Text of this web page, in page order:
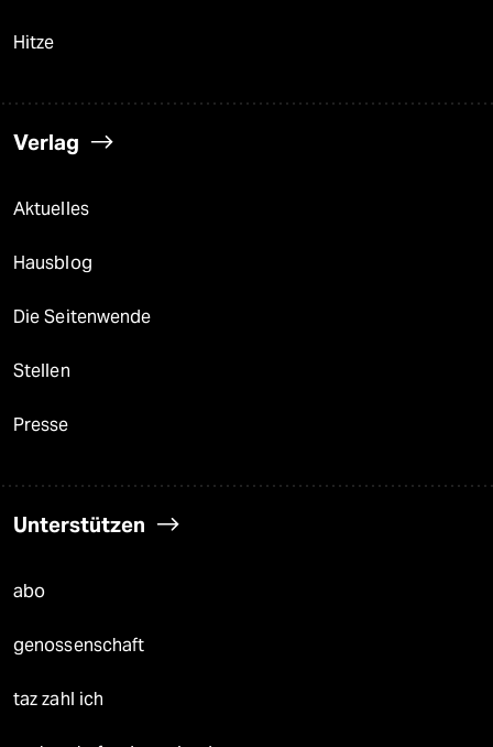
Hitze
Verlag
Aktuelles
Hausblog
Die Seitenwende
Stellen
Presse
Unterstützen
abo
genossenschaft
taz zahl ich